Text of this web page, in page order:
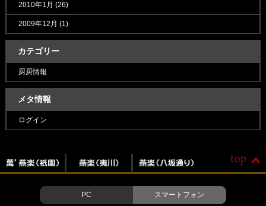
2010年1月 (26)
2009年12月 (1)
カテゴリー
厨厨情報
メタ情報
ログイン
PC スマートフォン